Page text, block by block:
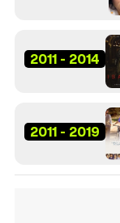
2011 - 2014
2011 - 2019